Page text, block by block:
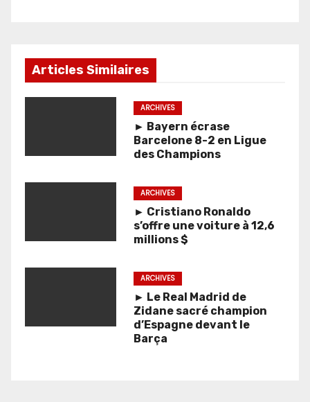
Articles Similaires
ARCHIVES
► Bayern écrase
Barcelone 8-2 en Ligue
des Champions
ARCHIVES
► Cristiano Ronaldo
s’offre une voiture à 12,6
millions $
ARCHIVES
► Le Real Madrid de
Zidane sacré champion
d’Espagne devant le
Barça